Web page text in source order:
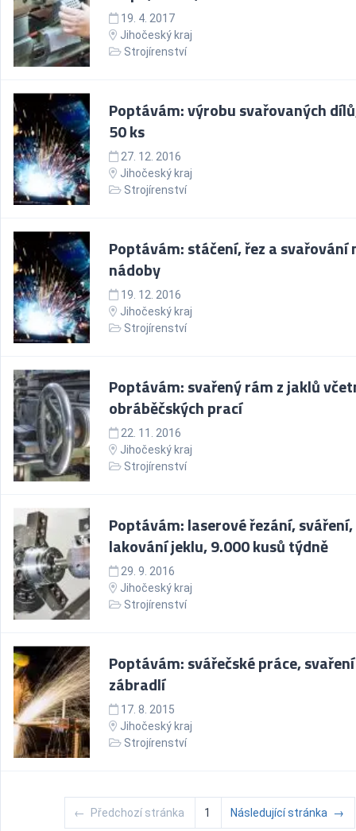
19. 4. 2017
Jihočeský kraj
Strojírenství
Poptávám: výrobu svařovaných
50 ks
27. 12. 2016
Jihočeský kraj
Strojírenství
Poptávám: stáčení, řez a svařování
nádoby
19. 12. 2016
Jihočeský kraj
Strojírenství
Poptávám: svařený rám z jaklů
obráběčských prací
22. 11. 2016
Jihočeský kraj
Strojírenství
Poptávám: laserové řezání, sváření,
lakování jeklu, 9.000 kusů týdně
29. 9. 2016
Jihočeský kraj
Strojírenství
Poptávám: svářečské práce, svaření
zábradlí
17. 8. 2015
Jihočeský kraj
Strojírenství
← Předchozí stránka 1 Následující stránka →